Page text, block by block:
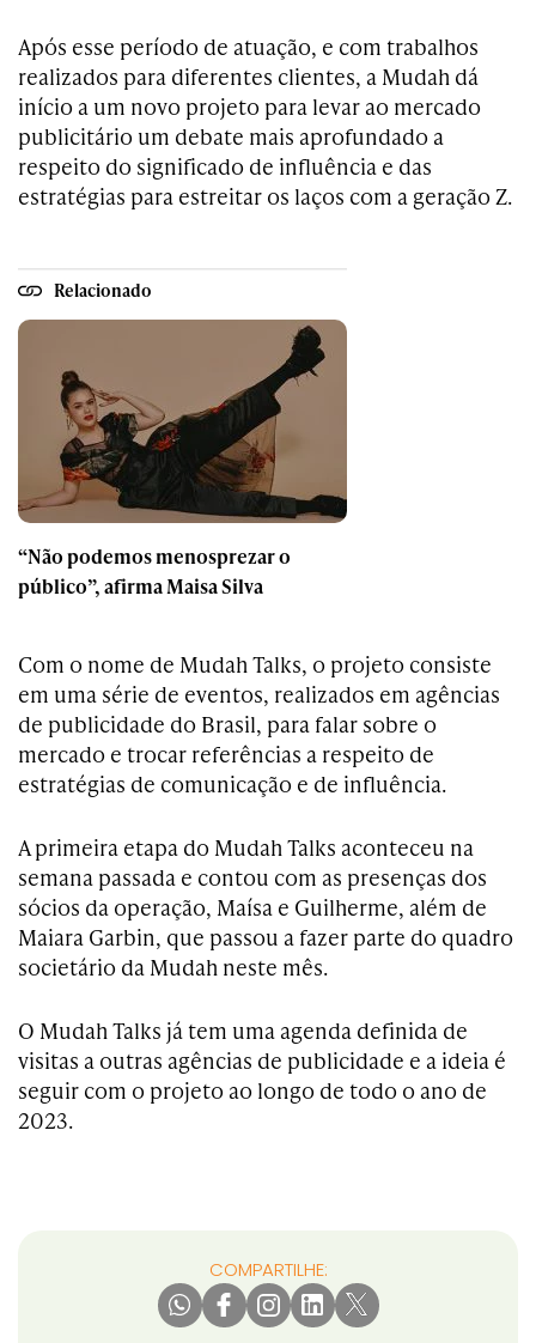
Após esse período de atuação, e com trabalhos
realizados para diferentes clientes, a Mudah dá
início a um novo projeto para levar ao mercado
publicitário um debate mais aprofundado a
respeito do significado de influência e das
estratégias para estreitar os laços com a geração Z.
Relacionado
“Não podemos menosprezar o
público”, afirma Maisa Silva
Com o nome de Mudah Talks, o projeto consiste
em uma série de eventos, realizados em agências
de publicidade do Brasil, para falar sobre o
mercado e trocar referências a respeito de
estratégias de comunicação e de influência.
A primeira etapa do Mudah Talks aconteceu na
semana passada e contou com as presenças dos
sócios da operação, Maísa e Guilherme, além de
Maiara Garbin, que passou a fazer parte do quadro
societário da Mudah neste mês.
O Mudah Talks já tem uma agenda definida de
visitas a outras agências de publicidade e a ideia é
seguir com o projeto ao longo de todo o ano de
2023.
COMPARTILHE: